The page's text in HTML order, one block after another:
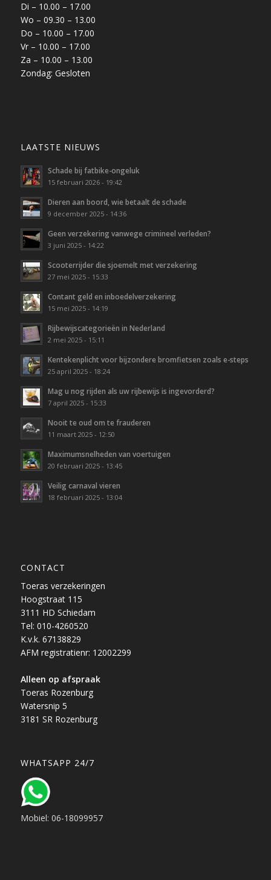
Di – 10.00 – 17.00
Wo – 09.30 – 13.00
Do – 10.00 – 17.00
Vr – 10.00 – 17.00
Za – 10.00 – 13.00
Zondag: Gesloten
LAATSTE NIEUWS
Schade bij fatbike-ongeluk
15 februari 2026 - 19:42
Dieren aan boord, wie betaalt de schade
9 december 2025 - 14:36
Geen verzekering vanwege crimineel verleden?
3 juni 2025 - 14:22
Scooterrijder die sjoemelt met verzekering
27 mei 2025 - 15:33
Contant geld en inboedelverzekering
15 mei 2025 - 14:19
Rijbewijscategorieën in Nederland
2 mei 2025 - 15:11
Kentekenplicht voor bijzondere bromfietsen zoals e-steps
25 april 2025 - 18:24
Mag u nog rijden als uw rijbewijs is ingevorderd?
7 april 2025 - 15:33
Nooit te oud om te frauderen
11 maart 2025 - 12:50
Maximumsnelheden van voertuigen
20 februari 2025 - 13:45
Veilig carnaval vieren
18 februari 2025 - 13:04
CONTACT
Toeras verzekeringen
Hoogstraat 115
3111 HD Schiedam
Tel: 010-4260520
K.v.k. 67138829
AFM registratienr: 12002299
Alleen op afspraak
Toeras Rozenburg
Watersnip 5
3181 SR Rozenburg
WHATSAPP 24/7
Mobiel: 06-18099957